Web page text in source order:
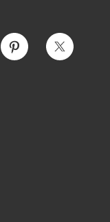
Pinterest Twitter